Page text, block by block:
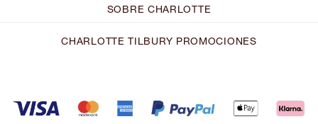
SOBRE CHARLOTTE
CHARLOTTE TILBURY PROMOCIONES